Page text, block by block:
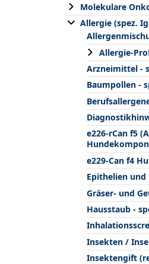
Molekulare
Allergie (spez.
Allergie-
Arzneimittel -
Baumpollen -
e226-rCan f5
e229-Can f4
Epithelien und
Gräser- und
Hausstaub -
Insekten /
Insektengift